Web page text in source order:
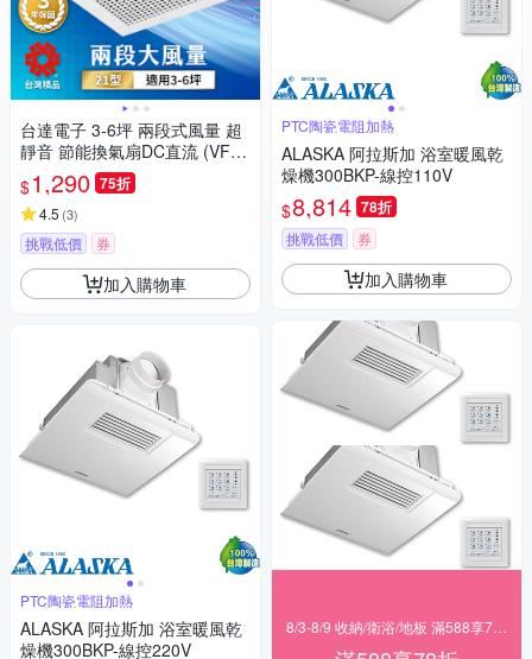
台達電子 3-6坪 兩段式風量 超
靜音 節能換氣扇DC直流 (VFB2
1AXT3)
$1,290 75折
4.5 (3)
挑戰低價 券
加入購物車
PTC陶瓷電阻加熱
ALASKA 阿拉斯加 浴室暖風乾
燥機300BKP-線控220V
PTC陶瓷電阻加熱
ALASKA 阿拉斯加 浴室暖風乾
燥機300BKP-線控110V
$8,814 78折
挑戰低價 券
加入購物車